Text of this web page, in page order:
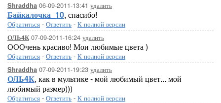
Shraddha 06-09-2011-13:41 удалить
Байкалочка_10, спасибо!
Обратиться - Ответить - К полной версии
ОЛЬ4К07-09-2011-16:24 удалить
ОООчень красиво! Мои любимые цвета )
Обратиться - Ответить - К полной версии
Shraddha 07-09-2011-19:23 удалить
ОЛЬ4К, как в мультике - мой любимый цвет... мой
любимый размер)))
Обратиться - Ответить - К полной версии